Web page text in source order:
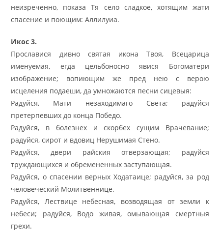
неизреченно, показа Тя село сладкое, хотящим жати
спасение и поющим: Аллилуиа.
Икос 3.
Прославися дивно святая икона Твоя, Всецарица
именуемая, егда цельбоносно явися Богоматери
изображение; вопиющим же пред нею с верою
исцеления подаеши, да умножаются песни сицевыя:
Радуйся, Мати незаходимаго Света; радуйся
претерпевших до конца Победо.
Радуйся, в болезнех и скорбех сущим Врачевание;
радуйся, сирот и вдовиц Нерушимая Стено.
Радуйся, двери райския отверзающая; радуйся
труждающихся и обремененных заступающая.
Радуйся, о спасении верных Ходатаице; радуйся, за род
человеческий Молитвеннице.
Радуйся, Лествице небесная, возводящая от земли к
небеси; радуйся, Водо живая, омывающая смертныя
грехи.